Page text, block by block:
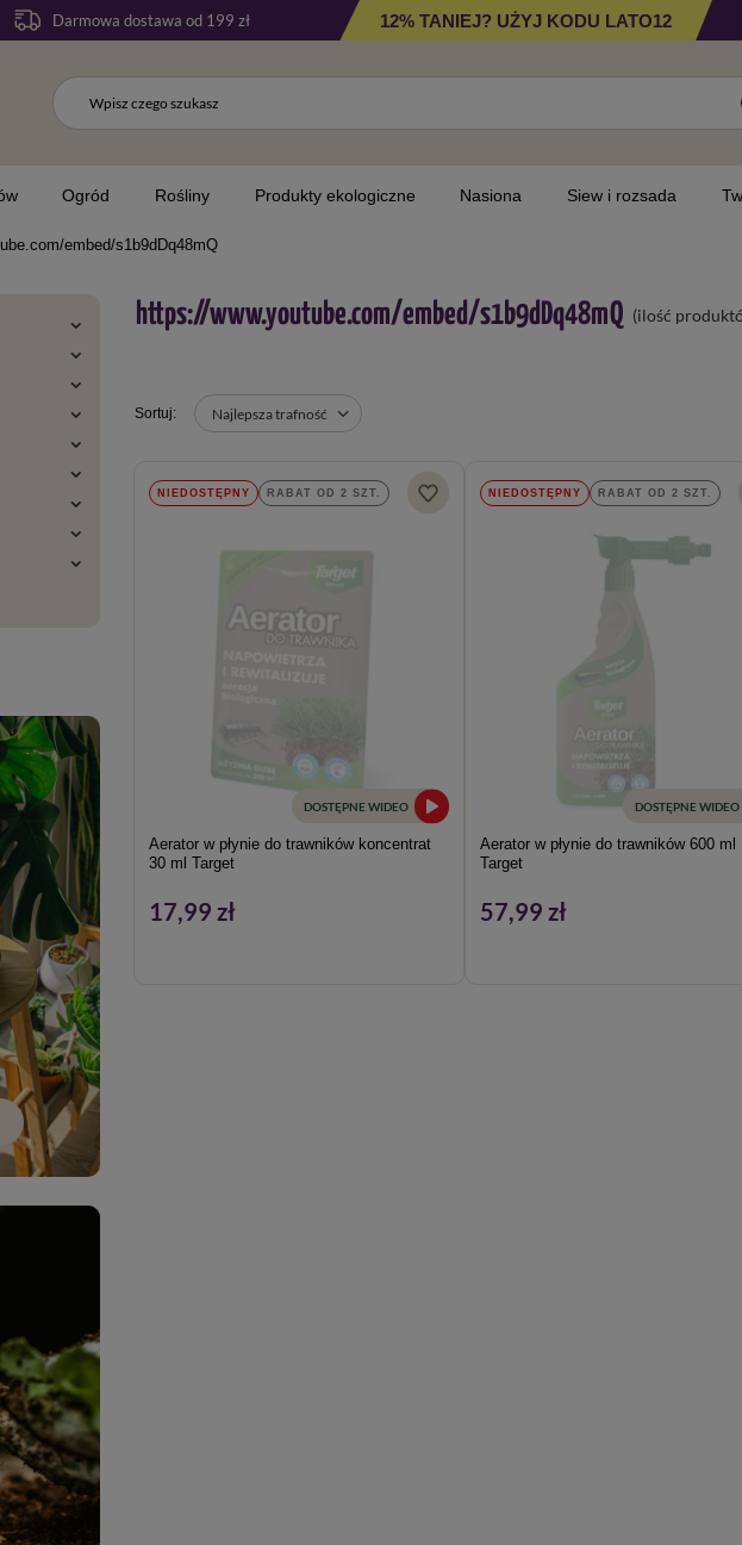
Darmowa dostawa od 199 zł 12% TANIEJ? UŻYJ KODU LATO12
Ogród Rośliny Produkty ekologiczne Nasiona Siew i rozsada
embed/s1b9dDq48mQ
https://www.youtube.com/embed/s1b9dDq48mQ (ilość
Najlepsza trafność
NIEDOSTĘPNY RABAT OD 2 SZT.
DOSTĘPNE WIDEO
Aerator w płynie do trawników koncentrat
30 ml Target
17,99 zł
NIEDOSTĘPNY RABAT OD 2 SZT.
DOSTĘPNE WIDEO
Aerator w płynie do trawników 600 ml
Target
57,99 zł